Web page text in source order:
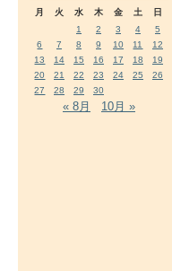
月 火 水 木 金 土
日
1
2 3 4
5
6
7 8 9 10 11
12
13
14 15 16 17 18
19
20
21 22 23 24 25
26
27
28 29 30
« 8月 10月 »